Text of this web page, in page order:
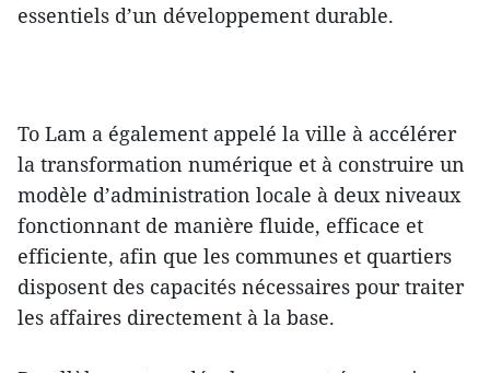
essentiels d’un développement durable.
To Lam a également appelé la ville à accélérer
la transformation numérique et à construire un
modèle d’administration locale à deux niveaux
fonctionnant de manière fluide, efficace et
efficiente, afin que les communes et quartiers
disposent des capacités nécessaires pour traiter
les affaires directement à la base.